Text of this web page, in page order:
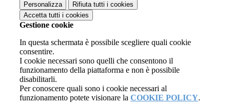
Personalizza Rifiuta tutti i cookies
Accetta tutti i cookies
Gestione cookie
In questa schermata è possibile scegliere quali cookie
consentire.
I cookie necessari sono quelli che consentono il
funzionamento della piattaforma e non è possibile
disabilitarli.
Per conoscere quali sono i cookie necessari al
funzionamento potete visionare la COOKIE POLICY.